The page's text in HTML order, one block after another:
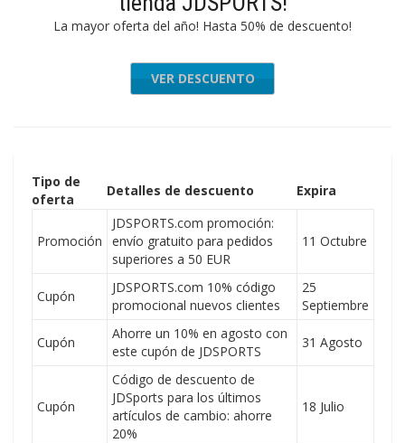
La mayor oferta del año! Hasta 50% de descuento!
VER DESCUENTO
Tipo de
oferta
Detalles de descuento Expira
Promoción
JDSPORTS.com promoción:
envío gratuito para pedidos
superiores a 50 EUR
11 Octubre
Cupón
JDSPORTS.com 10% código
promocional nuevos clientes
25
Septiembre
Cupón
Ahorre un 10% en agosto con
este cupón de JDSPORTS
31 Agosto
Cupón
Código de descuento de
JDSports para los últimos
artículos de cambio: ahorre
20%
18 Julio